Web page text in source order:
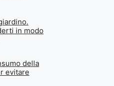
in modo
della
evitare